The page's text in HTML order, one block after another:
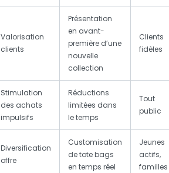
Valorisation
clients
Présentation
en avant-
première d’une
nouvelle
collection
Clients
fidèles
Stimulation
des achats
impulsifs
Réductions
limitées dans
le temps
Tout
public
Diversification
offre
Customisation
de tote bags
en temps réel
Jeunes
actifs,
familles